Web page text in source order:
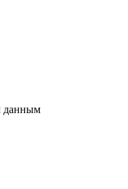
данным